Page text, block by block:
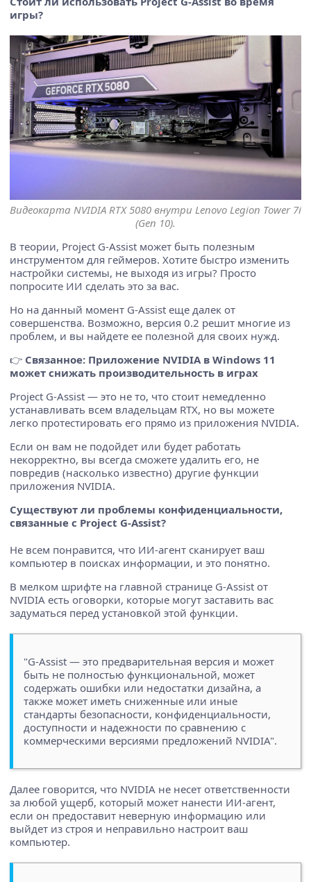
игры?
Видеокарта NVIDIA RTX 5080 внутри Lenovo Legion Tower 7i
(Gen 10).
В теории, Project G-Assist может быть полезным
инструментом для геймеров. Хотите быстро изменить
настройки системы, не выходя из игры? Просто
попросите ИИ сделать это за вас.
Но на данный момент G-Assist еще далек от
совершенства. Возможно, версия 0.2 решит многие из
проблем, и вы найдете ее полезной для своих нужд.
👉 Связанное: Приложение NVIDIA в Windows 11
может снижать производительность в играх
Project G-Assist — это не то, что стоит немедленно
устанавливать всем владельцам RTX, но вы можете
легко протестировать его прямо из приложения NVIDIA.
Если он вам не подойдет или будет работать
некорректно, вы всегда сможете удалить его, не
повредив (насколько известно) другие функции
приложения NVIDIA.
Существуют ли проблемы конфиденциальности,
связанные с Project G-Assist?
Не всем понравится, что ИИ-агент сканирует ваш
компьютер в поисках информации, и это понятно.
В мелком шрифте на главной странице G-Assist от
NVIDIA есть оговорки, которые могут заставить вас
задуматься перед установкой этой функции.
"G-Assist — это предварительная версия и может
быть не полностью функциональной, может
содержать ошибки или недостатки дизайна, а
также может иметь сниженные или иные
стандарты безопасности, конфиденциальности,
доступности и надежности по сравнению с
коммерческими версиями предложений NVIDIA".
Далее говорится, что NVIDIA не несет ответственности
за любой ущерб, который может нанести ИИ-агент,
если он предоставит неверную информацию или
выйдет из строя и неправильно настроит ваш
компьютер.